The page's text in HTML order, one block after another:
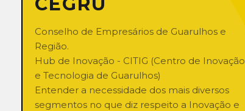
Conselho de Empresários de Guarulhos e
Região.
Hub de Inovação - CITIG (Centro de Inovação
e Tecnologia de Guarulhos)
Entender a necessidade dos mais diversos
segmentos no que diz respeito a Inovação e